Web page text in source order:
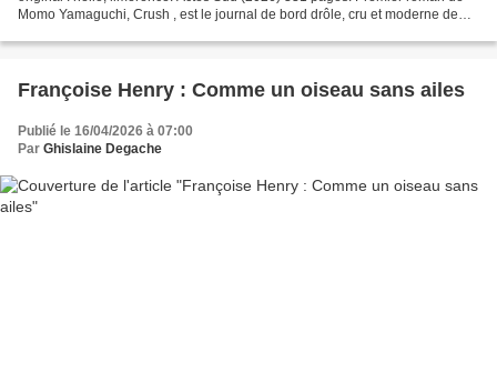
Momo Yamaguchi, Crush , est le journal de bord drôle, cru et moderne de
Françoise Henry : Comme un oiseau sans ailes
Publié le 16/04/2026 à 07:00
Par Ghislaine Degache